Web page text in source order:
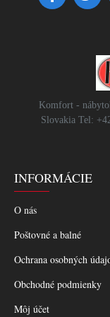
Komfort -
Slovakia Tel:
INFORMÁCIE
O nás
Poštovné a balné
Ochrana osobných
Obchodné podmienky
Môj účet